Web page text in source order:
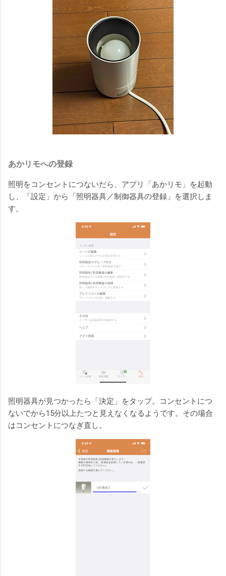
あかリモへの登録
照明をコンセントにつないだら、アプリ「あかリモ」を起動
し、「設定」から「照明器具／制御器具の登録」を選択しま
す。
照明器具が見つかったら「決定」をタップ。コンセントにつ
ないでから15分以上たつと見えなくなるようです。その場合
はコンセントにつなぎ直し。